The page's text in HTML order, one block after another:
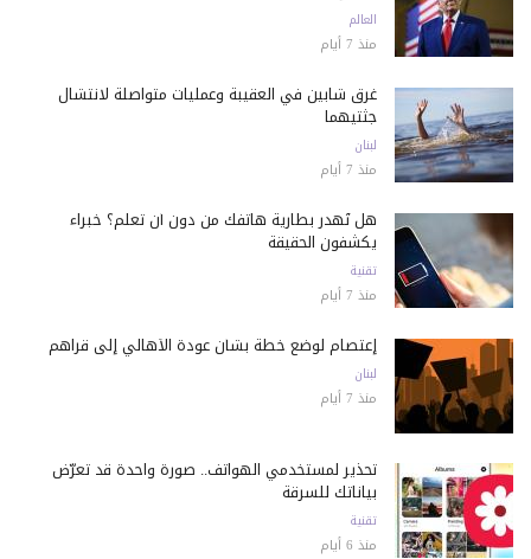
العالم
منذ 7 أيام
غرق شابين في العقيبة وعمليات متواصلة لانتشال
جثتيهما
لبنان
منذ 7 أيام
هل تُهدر بطارية هاتفك من دون أن تعلم؟ خبراء
يكشفون الحقيقة
تقنية
منذ 7 أيام
إعتصام لوضع خطة بشأن عودة الأهالي إلى قراهم
لبنان
منذ 7 أيام
تحذير لمستخدمي الهواتف.. صورة واحدة قد تعرّض
بياناتك للسرقة
تقنية
منذ 6 أيام